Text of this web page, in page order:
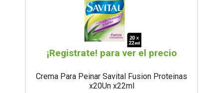
¡Registrate! para ver el precio
Crema Para Peinar Savital Fusion Proteinas
x20Un x22ml